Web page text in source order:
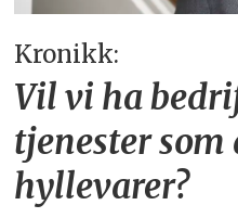
Kronikk:
Vil vi ha
tjenester
hyllevarer?